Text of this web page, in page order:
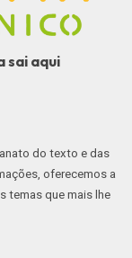
sai aqui
do texto e das
oferecemos a
temas que mais lhe